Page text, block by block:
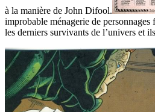
à la manière de John Difool.
improbable ménagerie de
les derniers survivants de l’univers et